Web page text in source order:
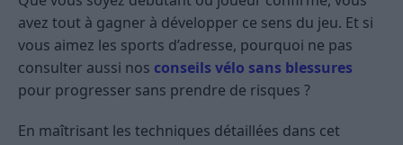
avez tout à gagner à développer ce sens du jeu. Et si
vous aimez les sports d’adresse, pourquoi ne pas
consulter aussi nos conseils vélo sans blessures
pour progresser sans prendre de risques ?
En maîtrisant les techniques détaillées dans cet